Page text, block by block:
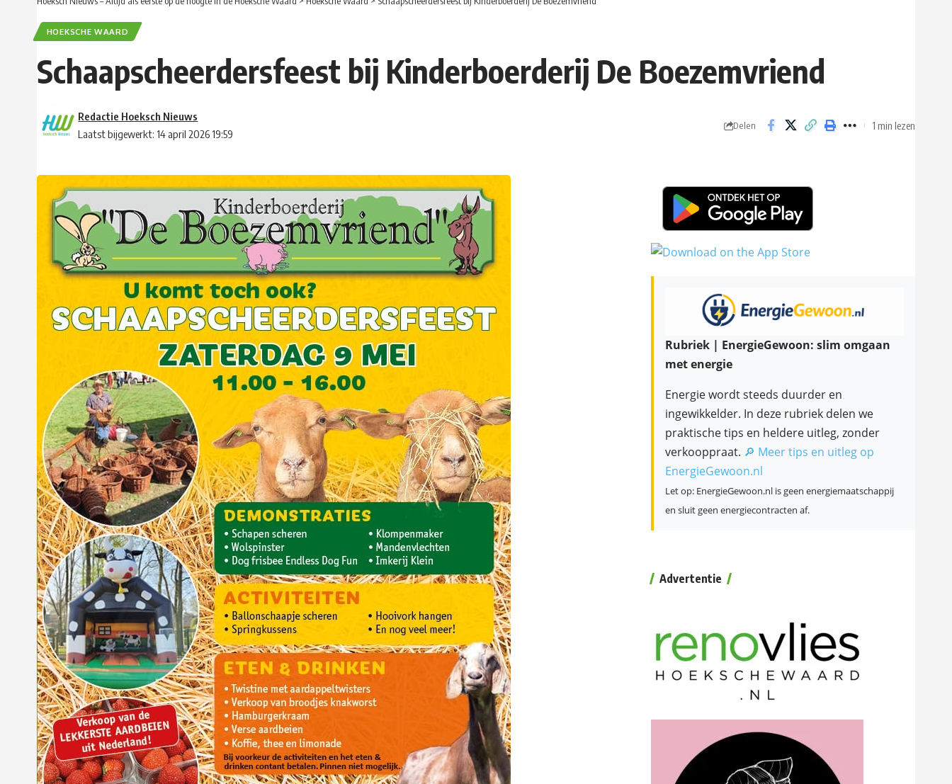
HOEKSCHE WAARD
Schaapscheerdersfeest bij Kinderboerderij De Boezemvriend
Laatst bijgewerkt: 14 april 2026 19:59
Redactie Hoeksch Nieuws
Delen 1 min lezen
Rubriek | EnergieGewoon: slim omgaan
met energie
Energie wordt steeds duurder en
ingewikkelder. In deze rubriek delen we
praktische tips en heldere uitleg, zonder
verkooppraat. 🔎 Meer tips en uitleg op
EnergieGewoon.nl
Let op: EnergieGewoon.nl is geen energiemaatschappij
en sluit geen energiecontracten af.
Advertentie